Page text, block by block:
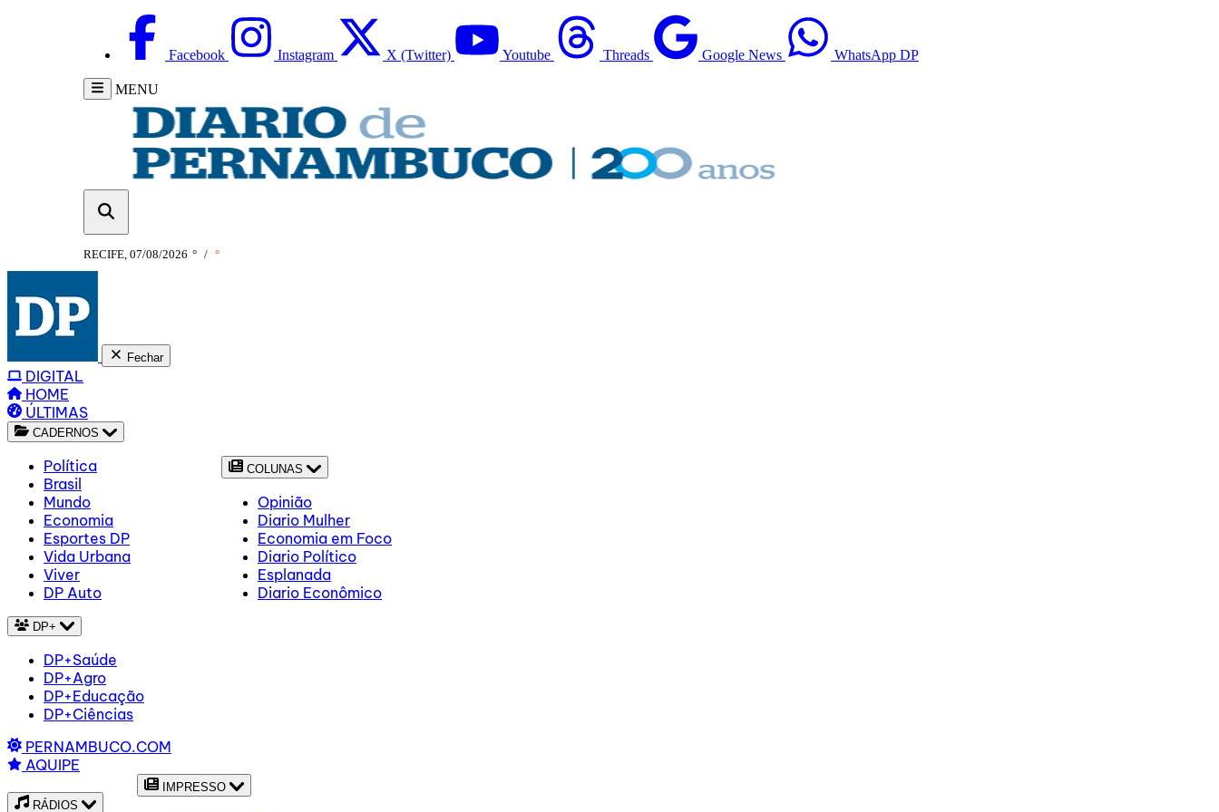
Facebook Instagram X (Twitter) Youtube Threads Google News WhatsApp DP
MENU
RECIFE, 07/08/2026 ° / °
Fechar
DIGITAL
HOME
ÚLTIMAS
CADERNOS
Política
Brasil
Mundo
Economia
Esportes DP
Vida Urbana
Viver
DP Auto
COLUNAS
Opinião
Diario Mulher
Economia em Foco
Diario Político
Esplanada
Diario Econômico
DP+
DP+Saúde
DP+Agro
DP+Educação
DP+Ciências
PERNAMBUCO.COM
AQUIPE
RÁDIOS
IMPRESSO